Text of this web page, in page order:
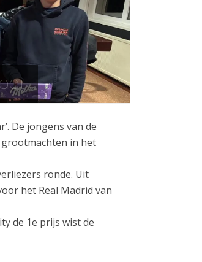
De jongens van de
grootmachten in het
ronde. Uit
het Real Madrid van
de 1e prijs wist de